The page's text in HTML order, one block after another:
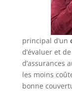
principal d’un
d’évaluer et
d’assurances
les moins
bonne